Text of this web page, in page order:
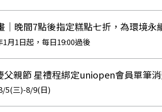
｜晚間7點後指定糕點七折，為環境永
1月1日起，每日19:00過後
親節 星禮程綁定uniopen會員單筆
5(三)-8/9(日)